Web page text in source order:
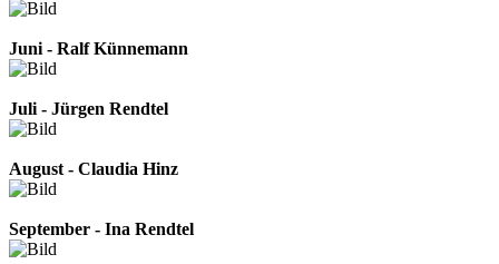
Juni - Ralf Künnemann
Juli - Jürgen Rendtel
August - Claudia Hinz
September - Ina Rendtel